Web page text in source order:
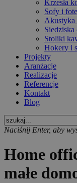
Krzesła
Sofy i
Akustyka
Stoliki
Hokery i
Projekty
Aranżacje
Realizacje
Referencje
Kontakt
Blog
Naciśnij Enter, aby
Home
małe